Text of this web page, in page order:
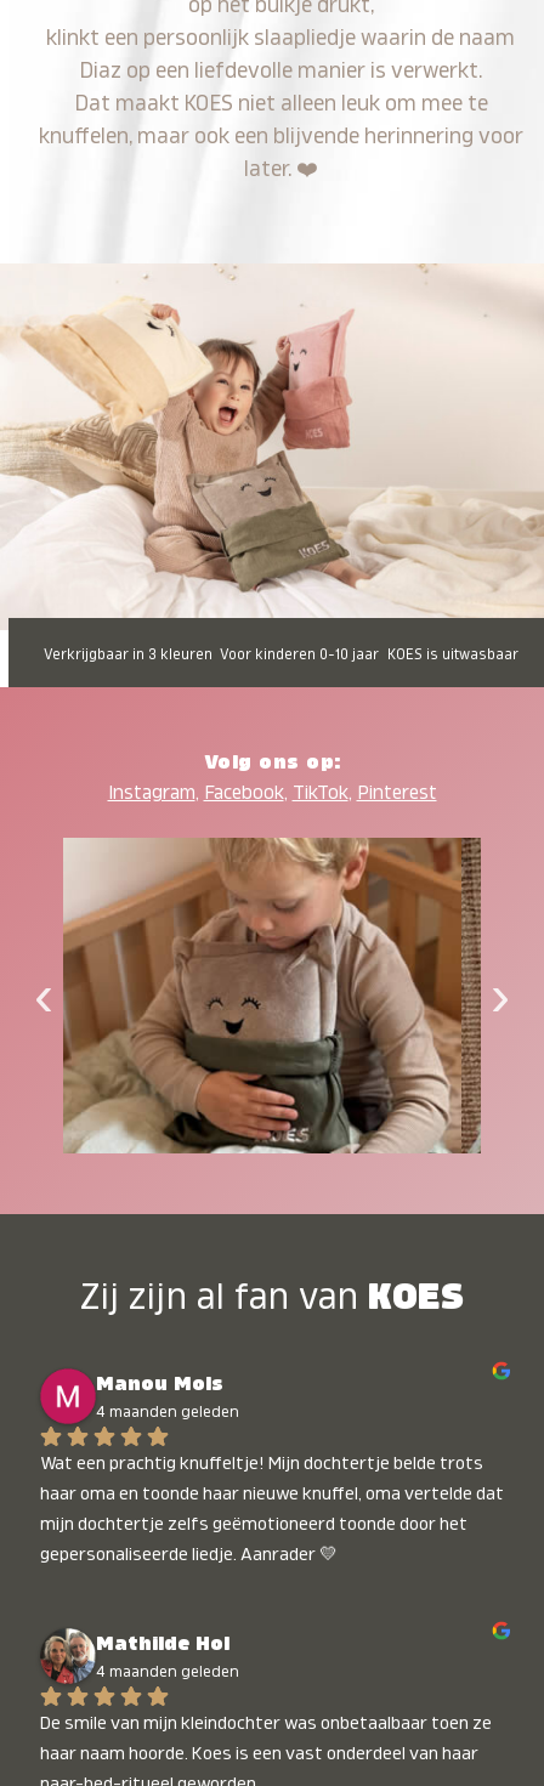
op het buikje drukt,
klinkt een persoonlijk slaapliedje waarin de naam
Diaz op een liefdevolle manier is verwerkt.
Dat maakt KOES niet alleen leuk om mee te
knuffelen, maar ook een blijvende herinnering voor
later. ❤️
Verkrijgbaar in 3 kleuren Voor kinderen 0-10 jaar KOES is uitwasbaar
Volg ons op:
Instagram, Facebook, TikTok, Pinterest
‹ ›
Zij zijn al fan van KOES
Manou Mols
4 maanden geleden
Wat een prachtig knuffeltje! Mijn dochtertje belde trots
haar oma en toonde haar nieuwe knuffel, oma vertelde dat
mijn dochtertje zelfs geëmotioneerd toonde door het
gepersonaliseerde liedje. Aanrader 💛
Mathilde Hol
4 maanden geleden
De smile van mijn kleindochter was onbetaalbaar toen ze
haar naam hoorde. Koes is een vast onderdeel van haar